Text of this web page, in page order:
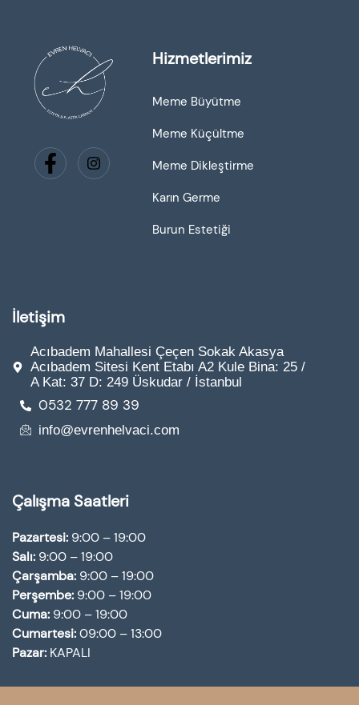
Hizmetlerimiz
Meme Büyütme
Meme Küçültme
Meme Dikleştirme
Karın Germe
Burun Estetiği
İletişim
Acıbadem Mahallesi Çeçen Sokak Akasya
Acıbadem Sitesi Kent Etabı A2 Kule Bina: 25 /
A Kat: 37 D: 249 Üskudar / İstanbul
0532 777 89 39
info@evrenhelvaci.com
Çalışma Saatleri
Pazartesi: 9:00 – 19:00
Salı: 9:00 – 19:00
Çarşamba: 9:00 – 19:00
Perşembe: 9:00 – 19:00
Cuma: 9:00 – 19:00
Cumartesi:09:00 – 13:00
Pazar: KAPALI